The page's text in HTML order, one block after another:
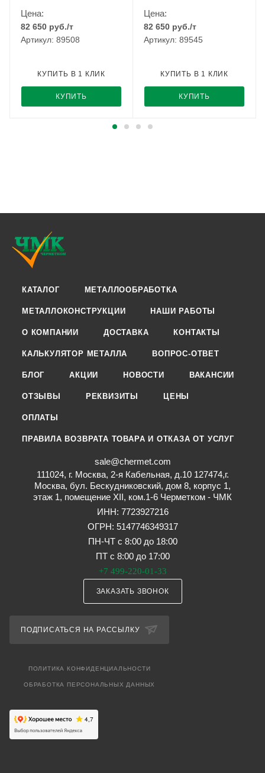
Цена:
82 650 руб./т
Артикул: 89508
КУПИТЬ
КУПИТЬ В 1 КЛИК
Цена:
82 650 руб./т
Артикул: 89545
КУПИТЬ
КУПИТЬ В 1 КЛИК
КАТАЛОГ МЕТАЛЛООБРАБОТКА
МЕТАЛЛОКОНСТРУКЦИИ НАШИ РАБОТЫ
О КОМПАНИИ ДОСТАВКА КОНТАКТЫ
КАЛЬКУЛЯТОР МЕТАЛЛА ВОПРОС-ОТВЕТ
БЛОГ АКЦИИ НОВОСТИ ВАКАНСИИ
ОТЗЫВЫ РЕКВИЗИТЫ ЦЕНЫ
ОПЛАТЫ
ПРАВИЛА ВОЗВРАТА ТОВАРА И ОТКАЗА ОТ УСЛУГ
sale@chermet.com
111024, г. Москва, 2-я Кабельная, д.10 127474,г.
Москва, бул. Бескудниковский, дом 8, корпус 1,
этаж 1, помещение XII, ком.1-6 Черметком - ЧМК
ИНН: 7723927216
ОГРН: 5147746349317
ПН-ЧТ с 8:00 до 18:00
ПТ с 8:00 до 17:00
+7 499-220-01-33
ЗАКАЗАТЬ ЗВОНОК
ПОДПИСАТЬСЯ НА РАССЫЛКУ
ПОЛИТИКА КОНФИДЕНЦИАЛЬНОСТИ
ОБРАБОТКА ПЕРСОНАЛЬНЫХ ДАННЫХ